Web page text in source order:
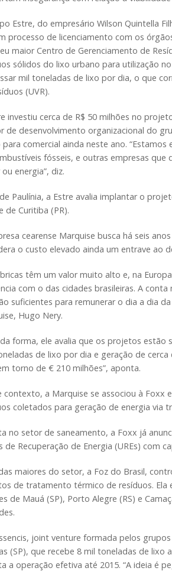
Estre, do empresário Wilson Quintella
processo de licenciamento com os
maior Centro de Gerenciamento de
sólidos do lixo urbano para utilização
mil toneladas de lixo por dia, o que
(UVR).
investiu cerca de R$ 50 milhões no
de desenvolvimento organizacional do
comercial ainda neste ano.
fósseis, e outras empresas
energia”, diz.
Paulínia, a Estre avalia implantar o
de Curitiba (PR).
cearense Marquise busca há seis
o custo elevado ainda um entrave ao
têm um valor muito alto e, na
com o das cidades brasileiras. A
suficientes para remunerar o dia a dia
Hugo Nery.
forma, ele avalia que os projetos estão
de lixo por dia e geração de
torno de € 210 milhões”, aponta.
contexto, a Marquise se associou à Foxx
coletados para geração de energia via
no setor de saneamento, a Foxx já
de Recuperação de Energia (UREs) com
maiores do setor, a Foz do Brasil,
de tratamento térmico de resíduos. Ela
de Mauá (SP), Porto Alegre (RS) e
joint venture formada pelos
(SP), que recebe 8 mil toneladas de
a operação efetiva até 2015. “A ideia é